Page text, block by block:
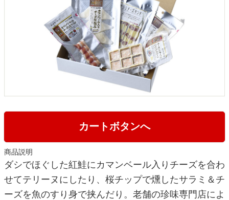
カートボタンへ
商品説明
ダシでほぐした紅鮭にカマンベール入りチーズを合わ
せてテリーヌにしたり、桜チップで燻したサラミ＆チ
ーズを魚のすり身で挟んだり。老舗の珍味専門店によ